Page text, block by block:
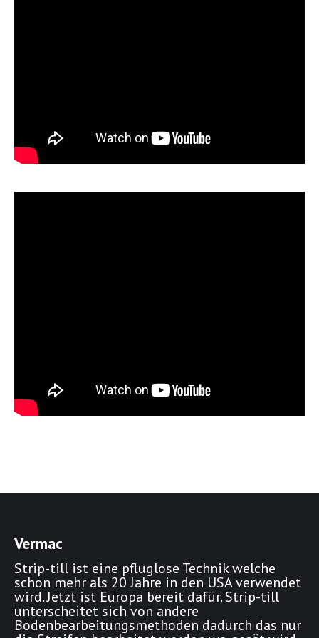
Vermac
Strip-till ist eine pfluglose Technik welche
schon mehr als 20 Jahre in den USA verwendet
wird. Jetzt ist Europa bereit dafür. Strip-till
unterscheitet sich von andere
Bodenbearbeitungsmethoden dadurch das nur